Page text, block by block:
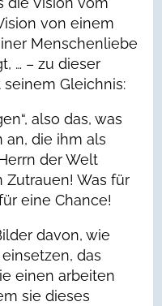
von einem
Menschenliebe
… – zu dieser
Gleichnis:
also das, was
an, die ihm als
der Welt
Zutrauen! Was für
eine Chance!
davon, wie
das
einen arbeiten
sie dieses